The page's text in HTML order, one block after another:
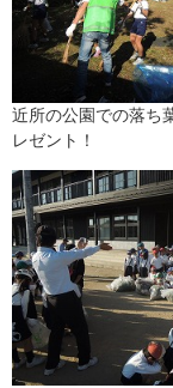
近所の公園での落ち
レゼント！